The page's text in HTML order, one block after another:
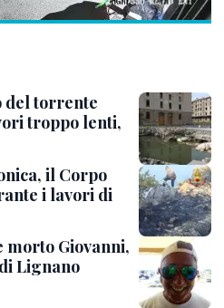
del torrente
troppo lenti,
il Corpo
i lavori di
morto Giovanni,
Lignano